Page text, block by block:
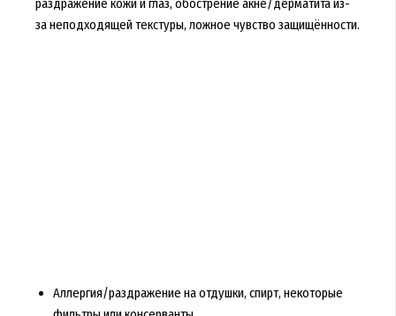
раздражение кожи и глаз, обострение акне/дерматита из-
за неподходящей текстуры, ложное чувство защищённости.
Аллергия/раздражение на отдушки, спирт, некоторые